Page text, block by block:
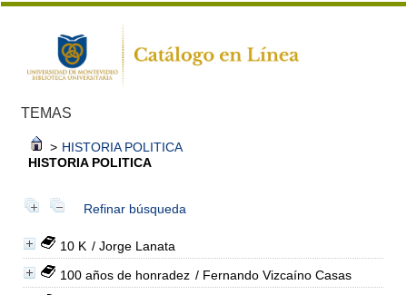
TEMAS
> HISTORIA POLITICA
HISTORIA POLITICA
Refinar búsqueda
10 K / Jorge Lanata
100 años de honradez / Fernando Vizcaíno Casas